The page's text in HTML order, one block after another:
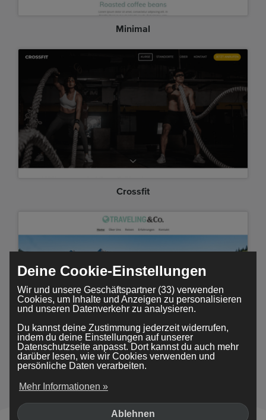
Minimal
Crossfit
Traveling
Deine Cookie-Einstellungen
Wir und unsere Geschäftspartner (33) verwenden
Cookies, um Inhalte und Anzeigen zu personalisieren
und unseren Datenverkehr zu analysieren.
Du kannst deine Zustimmung jederzeit widerrufen,
indem du deine Einstellungen auf unserer
Datenschutzseite anpasst. Dort kannst du auch mehr
darüber lesen, wie wir Cookies verwenden und
persönliche Daten verarbeiten.
Mehr Informationen »
Ablehnen